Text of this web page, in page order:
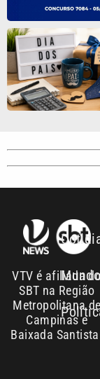
VTV é afiliada
SBT na Região
Metropolitana de
Campinas e
Baixada